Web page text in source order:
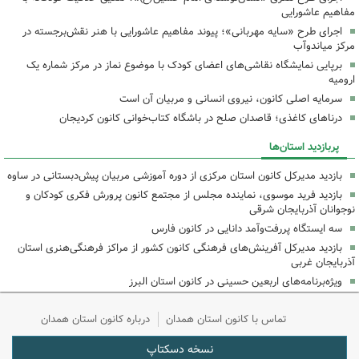
مفاهیم عاشورایی
اجرای طرح «سایه مهربانی»؛ پیوند مفاهیم عاشورایی با هنر نقش‌برجسته در
مرکز میاندوآب
برپایی نمایشگاه نقاشی‌های اعضای کودک با موضوع نماز در مرکز شماره یک
ارومیه
سرمایه اصلی کانون، نیروی انسانی و مربیان آن است
درناهای کاغذی؛ قاصدان صلح در باشگاه کتاب‌خوانی کانون کردیجان
پربازدید استان‌ها
بازدید مدیرکل کانون استان مرکزی از دوره آموزشی مربیان پیش‌دبستانی در ساوه
بازدید فرید موسوی، نماینده مجلس از مجتمع کانون پرورش فکری کودکان و
نوجوانان آذربایجان شرقی
سه ایستگاه پررفت‌وآمد دانایی در کانون فارس
بازدید مدیرکل آفرینش‌های فرهنگی کانون کشور از مراکز فرهنگی‌هنری استان
آذربایجان غربی
ویژه‌برنامه‌های اربعین حسینی در کانون استان البرز
تماس با کانون استان همدان درباره کانون استان همدان
نسخه دسکتاپ